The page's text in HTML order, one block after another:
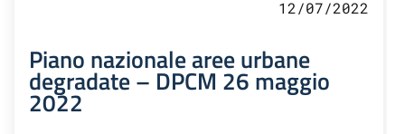
12/07/2022
Piano nazionale aree urbane
degradate – DPCM 26 maggio
2022